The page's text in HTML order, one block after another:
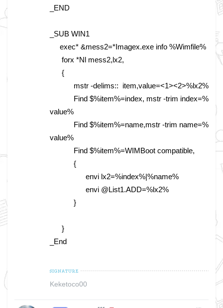
_END
_SUB WIN1
exec* &mess2=*Imagex.exe info %Wimfile%
forx *Nl mess2,lx2,
{
mstr -delims:: item,value=<1><2>%lx2%
Find $%item%=index, mstr -trim index=%
value%
Find $%item%=name,mstr -trim name=%
value%
Find $%item%=WIMBoot compatible,
{
envi lx2=%index%|%name%
envi @List1.ADD=%lx2%
}
}
_End
Keketoco00